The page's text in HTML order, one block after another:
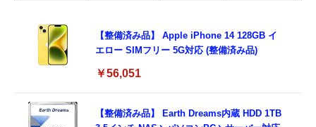
【整備済み品】 Apple iPhone 14 128GB イ
エロー SIMフリー 5G対応 (整備済み品)
￥56,051
【整備済み品】 Earth Dreams内蔵 HDD 1TB